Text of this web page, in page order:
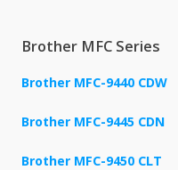
Brother MFC Series
Brother MFC-9440 CDW
Brother MFC-9445 CDN
Brother MFC-9450 CLT